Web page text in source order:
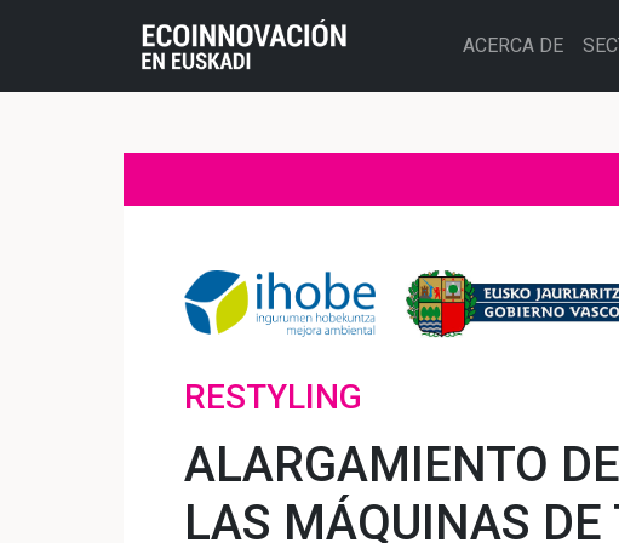
ACERCA DE
RESTYLING
ALARGAMIENTO
LAS MÁQUINAS DE